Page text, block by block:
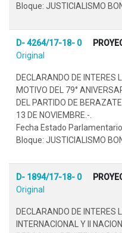
Bloque: JUSTICIALISMO
D- 4264/17-18- 0
Original
DECLARANDO DE INTERES
MOTIVO DEL 79°
DEL PARTIDO DE
13 DE NOVIEMBRE.-.
Fecha Estado
Bloque: JUSTICIALISMO
D- 1894/17-18- 0
Original
DECLARANDO DE INTERES
INTERNACIONAL Y II